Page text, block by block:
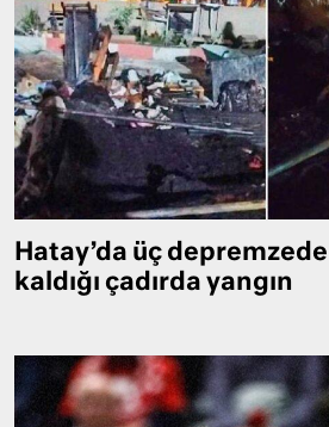
Hatay’da üç
kaldığı çadırda yangın